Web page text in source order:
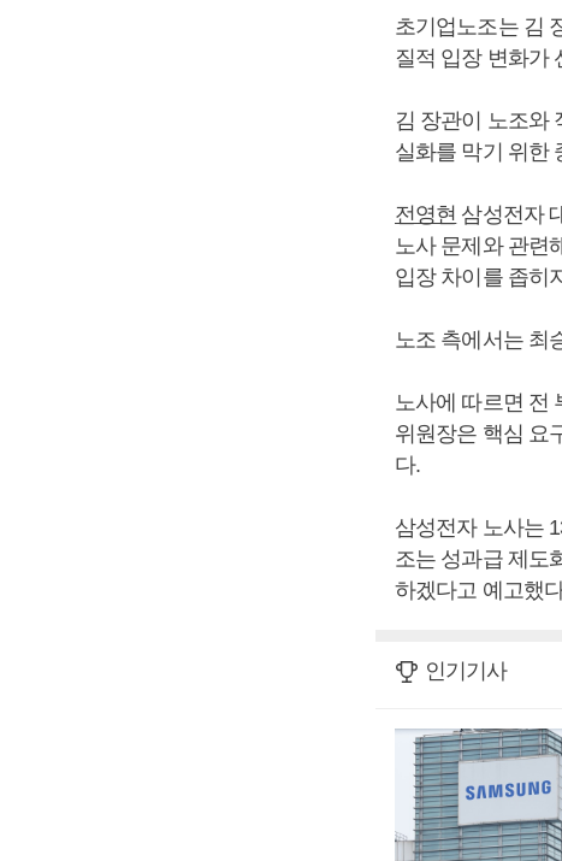
초기업노조는 김
질적 입장 변화가
김 장관이 노조와
실화를 막기 위한
전영현 삼성전자
노사 문제와 관련
입장 차이를 좁히
노조 측에서는 최
노사에 따르면 전
위원장은 핵심 요
다.
삼성전자 노사는
조는 성과급 제도
하겠다고 예고했
인기기사